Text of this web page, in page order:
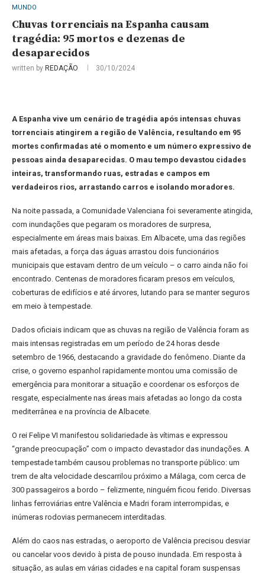
MUNDO
Chuvas torrenciais na Espanha causam
tragédia: 95 mortos e dezenas de
desaparecidos
written by REDAÇÃO 30/10/2024
A Espanha vive um cenário de tragédia após intensas chuvas
torrenciais atingirem a região de Valência, resultando em 95
mortes confirmadas até o momento e um número expressivo de
pessoas ainda desaparecidas. O mau tempo devastou cidades
inteiras, transformando ruas, estradas e campos em
verdadeiros rios, arrastando carros e isolando moradores.
Na noite passada, a Comunidade Valenciana foi severamente atingida,
com inundações que pegaram os moradores de surpresa,
especialmente em áreas mais baixas. Em Albacete, uma das regiões
mais afetadas, a força das águas arrastou dois funcionários
municipais que estavam dentro de um veículo – o carro ainda não foi
encontrado. Centenas de moradores ficaram presos em veículos,
coberturas de edifícios e até árvores, lutando para se manter seguros
em meio à tempestade.
Dados oficiais indicam que as chuvas na região de Valência foram as
mais intensas registradas em um período de 24 horas desde
setembro de 1966, destacando a gravidade do fenômeno. Diante da
crise, o governo espanhol rapidamente montou uma comissão de
emergência para monitorar a situação e coordenar os esforços de
resgate, especialmente nas áreas mais afetadas ao longo da costa
mediterrânea e na província de Albacete.
O rei Felipe VI manifestou solidariedade às vítimas e expressou
“grande preocupação” com o impacto devastador das inundações. A
tempestade também causou problemas no transporte público: um
trem de alta velocidade descarrilou próximo a Málaga, com cerca de
300 passageiros a bordo – felizmente, ninguém ficou ferido. Diversas
linhas ferroviárias entre Valência e Madri foram interrompidas, e
inúmeras rodovias permanecem interditadas.
Além do caos nas estradas, o aeroporto de Valência precisou desviar
ou cancelar voos devido à pista de pouso inundada. Em resposta à
situação, as aulas em várias cidades e na capital foram suspensas